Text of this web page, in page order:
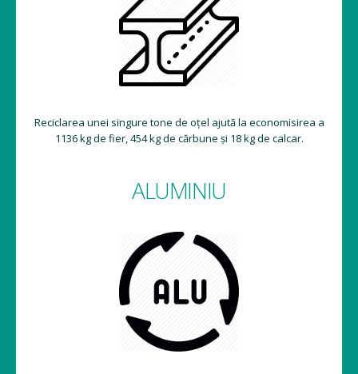
Reciclarea unei singure tone de oțel ajută la economisirea a
1136 kg de fier, 454 kg de cărbune și 18 kg de calcar.
ALUMINIU